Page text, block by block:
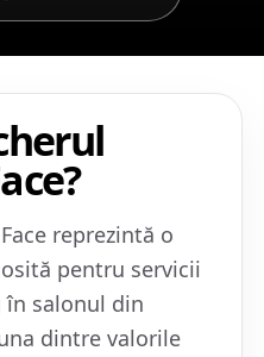
reprezintă o
pentru servicii
în salonul din
dintre valorile